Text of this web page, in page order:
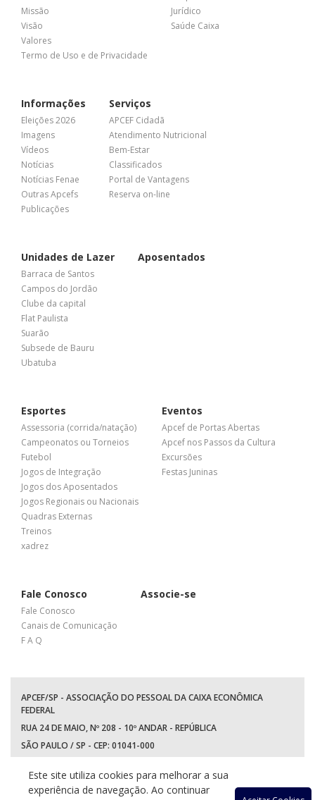
Missão
Visão
Valores
Termo de Uso e de Privacidade
Jurídico
Saúde Caixa
Informações
Eleições 2026
Imagens
Vídeos
Notícias
Notícias Fenae
Outras Apcefs
Publicações
Serviços
APCEF Cidadã
Atendimento Nutricional
Bem-Estar
Classificados
Portal de Vantagens
Reserva on-line
Unidades de Lazer
Barraca de Santos
Campos do Jordão
Clube da capital
Flat Paulista
Suarão
Subsede de Bauru
Ubatuba
Aposentados
Esportes
Assessoria (corrida/natação)
Campeonatos ou Torneios
Futebol
Jogos de Integração
Jogos dos Aposentados
Jogos Regionais ou Nacionais
Quadras Externas
Treinos
xadrez
Eventos
Apcef de Portas Abertas
Apcef nos Passos da Cultura
Excursões
Festas Juninas
Fale Conosco
Fale Conosco
Canais de Comunicação
F A Q
Associe-se
APCEF/SP - ASSOCIAÇÃO DO PESSOAL DA CAIXA ECONÔMICA
FEDERAL
RUA 24 DE MAIO, Nº 208 - 10º ANDAR - REPÚBLICA
SÃO PAULO / SP - CEP: 01041-000
WhatsApp: (11) 94597-5758
Este site utiliza cookies para melhorar a sua
experiência de navegação. Ao continuar